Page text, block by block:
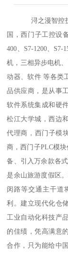
浔之漫智控技术
国，西门子工控设
400、S7-1200、S7-
机，三相异步电机
动器、软件 等各类
品供应商，是从事
软件系统集成和硬
松江大学城，西边
代理商，西门子模
商，西门子PLC模
备、引入万余款各
是余山旅游度假区
闵路等交通主干道
利。建立现代化仓
工业自动化科技产
的佳绩，凭高满意
合作，只为能给中